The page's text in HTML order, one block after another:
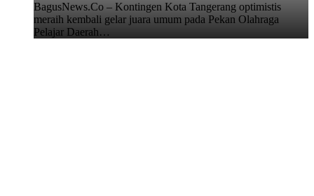
BagusNews.Co – Kontingen Kota Tangerang optimistis
meraih kembali gelar juara umum pada Pekan Olahraga
Pelajar Daerah…